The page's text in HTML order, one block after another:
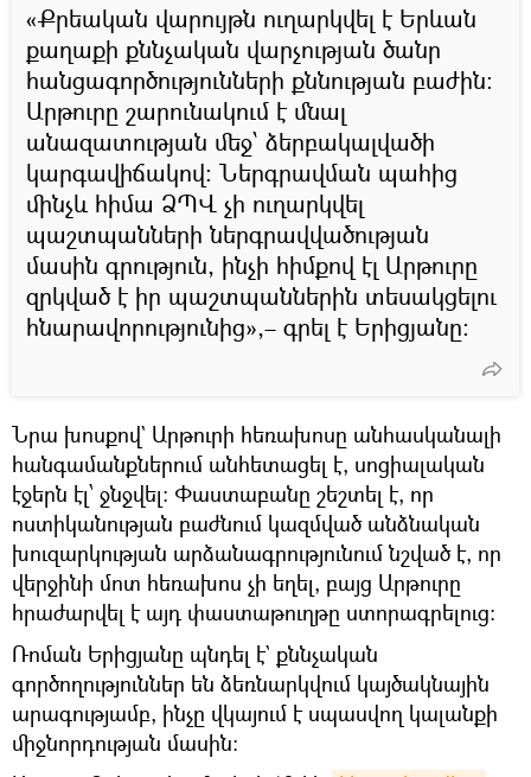
«Քրեական վարույթն ուղարկվել է Երևան
քաղաքի քննչական վարչության ծանր
հանցագործությունների քննության բաժին:
Արթուրը շարունակում է մնալ
անազատության մեջ՝ ձերբակալվածի
կարգավիճակով։ Ներգրավման պահից
մինչև հիմա ՁՊՎ չի ուղարկվել
պաշտպանների ներգրավվածության
մասին գրություն, ինչի հիմքով էլ Արթուրը
զրկված է իր պաշտպաններին տեսակցելու
հնարավորությունից»,– գրել է Երիցյանը։
Նրա խոսքով` Արթուրի հեռախոսը անհասկանալի
հանգամանքներում անհետացել է, սոցիալական
էջերն էլ՝ ջնջվել։ Փաստաբանը շեշտել է, որ
ոստիկանության բաժնում կազմված անձնական
խուզարկության արձանագրությունում նշված է, որ
վերջինի մոտ հեռախոս չի եղել, բայց Արթուրը
հրաժարվել է այդ փաստաթուղթը ստորագրելուց։
Ռոման Երիցյանը պնդել է` քննչական
գործողություններ են ձեռնարկվում կայծակնային
արագությամբ, ինչը վկայում է սպասվող կալանքի
միջնորդության մասին։